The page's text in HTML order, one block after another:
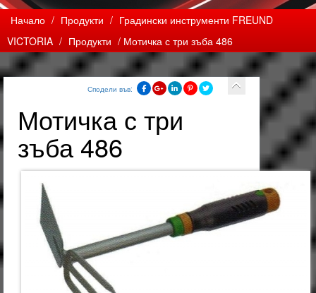
Начало / Продукти / Градински инструменти FREUND
VICTORIA / Продукти / Мотичка с три зъба 486
Сподели във:
Мотичка с три
зъба 486